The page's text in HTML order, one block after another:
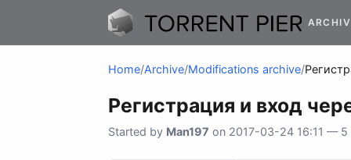
Home/Archive/Modifications archive/
Регистрация и вход
Started by Man197 on 2017-03-24 16:11 — 5